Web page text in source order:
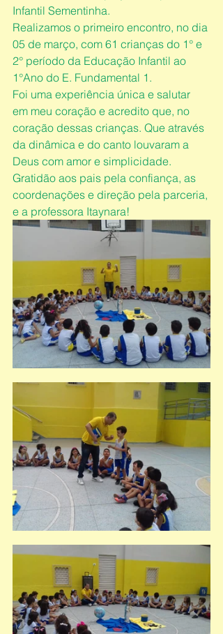
Infantil Sementinha.
Realizamos o primeiro encontro, no dia
05 de março, com 61 crianças do 1° e
2° período da Educação Infantil ao
1°Ano do E. Fundamental 1.
Foi uma experiência única e salutar
em meu coração e acredito que, no
coração dessas crianças. Que através
da dinâmica e do canto louvaram a
Deus com amor e simplicidade.
Gratidão aos pais pela confiança, as
coordenações e direção pela parceria,
e a professora Itaynara!